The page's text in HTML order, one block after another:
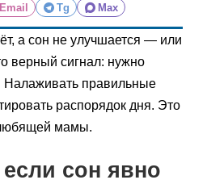
Email Tg Max
а сон не улучшается — или
верный сигнал: нужно
правильные
распорядок дня. Это
любящей мамы.
сон явно